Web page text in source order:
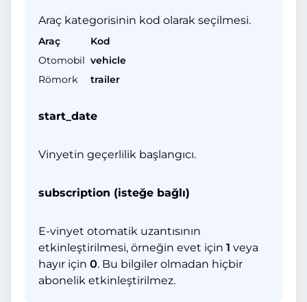
Araç kategorisinin kod olarak seçilmesi.
Araç
Kod
Otomobil vehicle
Römork
trailer
start_date
Vinyetin geçerlilik başlangıcı.
subscription (isteğe bağlı)
E-vinyet otomatik uzantısının
etkinleştirilmesi, örneğin evet için 1 veya
hayır için 0. Bu bilgiler olmadan hiçbir
abonelik etkinleştirilmez.